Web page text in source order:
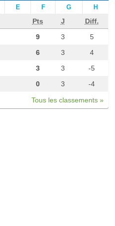
E F G H
Pts J
Diff.
9 3
5
6 3
4
3 3
-5
0 3 -4
Tous les classements »